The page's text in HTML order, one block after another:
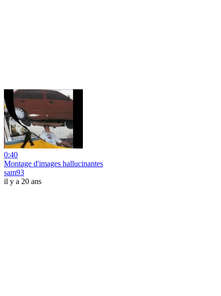
0:40
Montage d'images hallucinantes
sam93
il y a 20 ans